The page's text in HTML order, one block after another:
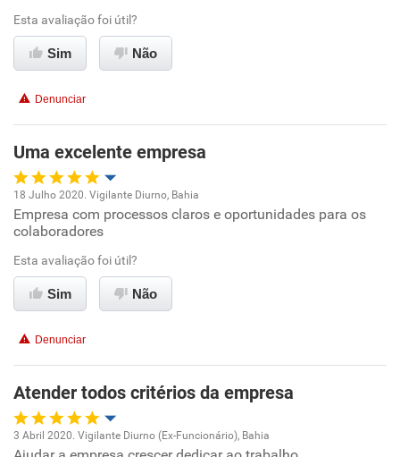
Recomenda esta empresa
Esta avaliação foi útil?
Sim Não
Denunciar
Uma excelente empresa
Oportunidade de promoção
Ambiente de trabalho
Conciliação com a vida familiar
Recomenda esta empresa
Recomenda a diretoria
18 Julho 2020. Vigilante Diurno, Bahia
Empresa com processos claros e oportunidades para os
colaboradores
Esta avaliação foi útil?
Sim Não
Denunciar
Atender todos critérios da empresa
3 Abril 2020. Vigilante Diurno (Ex-Funcionário), Bahia